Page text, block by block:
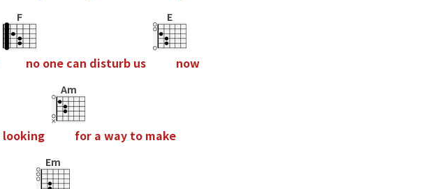
F
no one can disturb us
E
now
looking
Am
for a way to make
Em